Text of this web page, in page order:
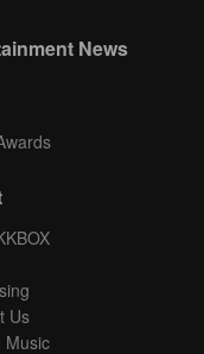
News
Us
Music